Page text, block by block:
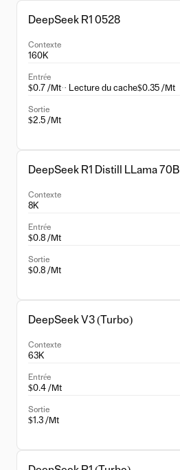
DeepSeek R1 0528
Contexte
160K
Entrée
$0.7 /Mt·· Lecture du cache$0.35 /Mt
Sortie
$2.5 /Mt
DeepSeek R1 Distill LLama 70B
Contexte
8K
Entrée
$0.8 /Mt
Sortie
$0.8 /Mt
DeepSeek V3 (Turbo)
Contexte
63K
Entrée
$0.4 /Mt
Sortie
$1.3 /Mt